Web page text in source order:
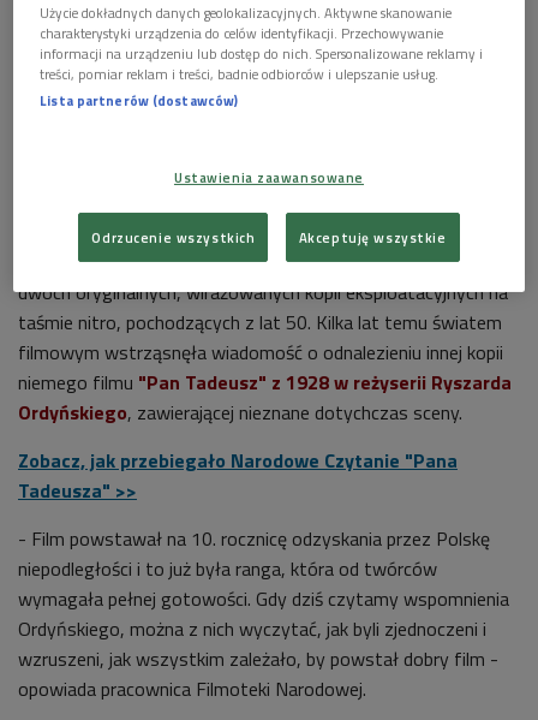
Ordyńskiego. Kadr po rekonstrukcji. Foto: źr. Filmoteka Narodowa
W Filmotece Narodowej przechowywane były fragmenty
dwóch oryginalnych, wirażowanych kopii eksploatacyjnych na
taśmie nitro, pochodzących z lat 50. Kilka lat temu światem
filmowym wstrząsnęła wiadomość o odnalezieniu innej kopii
niemego filmu "Pan Tadeusz" z 1928 w reżyserii Ryszarda
Ordyńskiego, zawierającej nieznane dotychczas sceny.
Zobacz, jak przebiegało Narodowe Czytanie "Pana
Tadeusza" >>
- Film powstawał na 10. rocznicę odzyskania przez Polskę
niepodległości i to już była ranga, która od twórców
wymagała pełnej gotowości. Gdy dziś czytamy wspomnienia
Ordyńskiego, można z nich wyczytać, jak byli zjednoczeni i
wzruszeni, jak wszystkim zależało, by powstał dobry film -
opowiada pracownica Filmoteki Narodowej.
Użycie dokładnych danych geolokalizacyjnych. Aktywne skanowanie
charakterystyki urządzenia do celów identyfikacji. Przechowywanie
informacji na urządzeniu lub dostęp do nich. Spersonalizowane reklamy i
treści, pomiar reklam i treści, badnie odbiorców i ulepszanie usług.
Lista partnerów (dostawców)
Ustawienia zaawansowane
Odrzucenie wszystkich Akceptuję wszystkie